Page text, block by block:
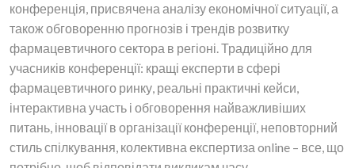
конференція, присвячена аналізу економічної ситуації, а
також обговоренню прогнозів і трендів розвитку
фармацевтичного сектора в регіоні. Традиційно для
учасників конференції: кращі експерти в сфері
фармацевтичного ринку, реальні практичні кейси,
інтерактивна участь і обговорення найважливіших
питань, інновації в організації конференції, неповторний
стиль спілкування, колективна експертиза online – все, що